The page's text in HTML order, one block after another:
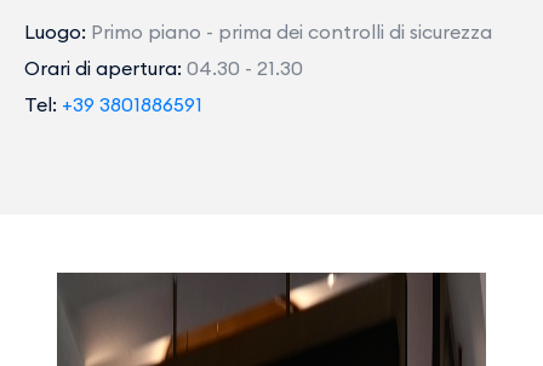
Luogo: Primo piano - prima dei controlli di sicurezza
Orari di apertura: 04.30 - 21.30
Tel: +39 3801886591